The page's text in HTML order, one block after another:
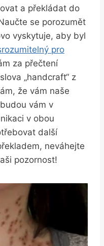
a překládat do
se porozumět
vyskytuje, aby byl
pro
za přečtení
„handcraft“ z
že vám naše
vám v
v obou
další
neváhejte
pozornost!